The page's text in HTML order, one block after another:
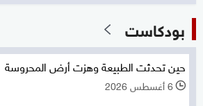
بودكاست
حين تحدثت الطبيعة وهزت أرض المحروسة
l 6 أغسطس 2026